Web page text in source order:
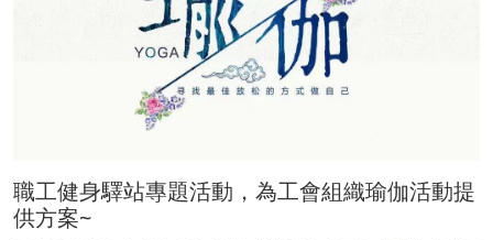
職工健身驛站專題活動，為工會組織瑜伽活動提
供方案~